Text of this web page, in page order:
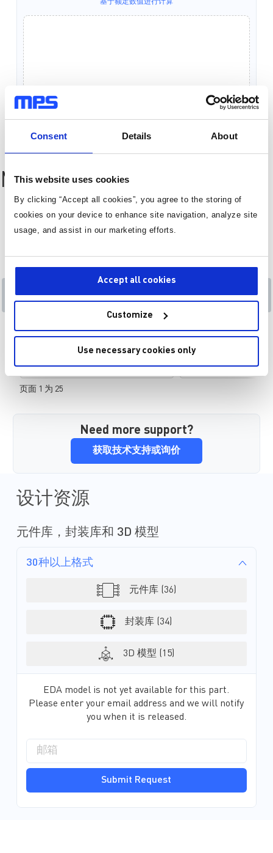
Consent Details About
This website uses cookies
By clicking “Accept all cookies”, you agree to the storing of
cookies on your device to enhance site navigation, analyze site
usage, and assist in our marketing efforts.
Accept all cookies
Customize
Use necessary cookies only
基于额定数值进行计算
MP1682C Resources
VIN (MAX) 14V 至 19V 机顶盒(STB)
入源中接收信号，并
视机。随着娱乐技术
能，也更加紧凑和高
智能设备的兴起和消
期望值，使得机顶盒
理比以往任何时候都
器、驱动器、放大器
页面 1 为 25
Need more support?
获取技术支持或询价
设计资源
元件库，封装库和 3D 模型
30种以上格式
元件库 (36)
封装库 (34)
3D 模型 (15)
EDA model is not yet available for this part.
Please enter your email address and we will notify
you when it is released.
Submit Request